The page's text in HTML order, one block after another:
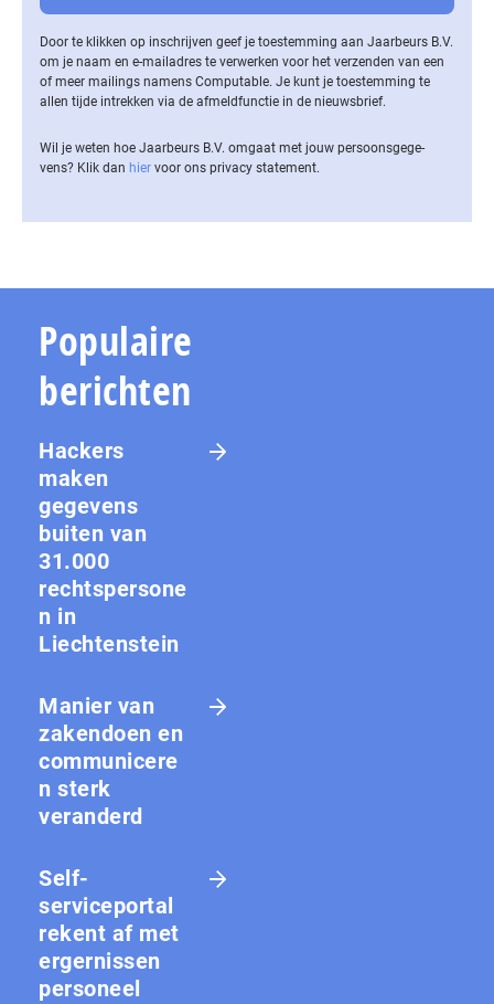
Door te klikken op inschrijven geef je toestemming aan Jaarbeurs B.V.
om je naam en e-mailadres te verwerken voor het verzenden van een
of meer mailings namens Computable. Je kunt je toestemming te
allen tijde intrekken via de af­meld­func­tie in de nieuwsbrief.
Wil je weten hoe Jaarbeurs B.V. omgaat met jouw per­soons­ge­ge­
vens? Klik dan hier voor ons privacy statement.
Populaire
berichten
Hackers
maken
gegevens
buiten van
31.000
rechtspersone
n in
Liechtenstein
Manier van
zakendoen en
communicere
n sterk
veranderd
Self-
serviceportal
rekent af met
ergernissen
personeel